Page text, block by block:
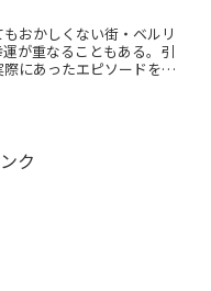
おかしくない街・ベルリ
が重なることもある。引
際にあったエピソードを紹
ク